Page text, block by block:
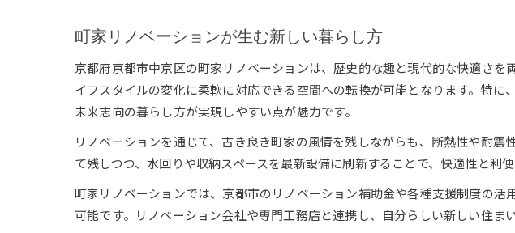
町家リノベーションが生む新しい暮らし方
京都府京都市中京区の町家リノベーションは、歴史的な趣と現代的な快適さ
イフスタイルの変化に柔軟に対応できる空間への転換が可能となります。特に
未来志向の暮らし方が実現しやすい点が魅力です。
リノベーションを通じて、古き良き町家の風情を残しながらも、断熱性や耐
て残しつつ、水回りや収納スペースを最新設備に刷新することで、快適性と利便
町家リノベーションでは、京都市のリノベーション補助金や各種支援制度の
可能です。リノベーション会社や専門工務店と連携し、自分らしい新しい住ま